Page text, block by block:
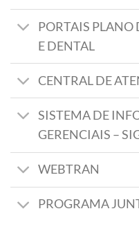
PORTAIS PLANO
E DENTAL
CENTRAL DE
SISTEMA DE
GERENCIAIS –
WEBTRAN
PROGRAMA